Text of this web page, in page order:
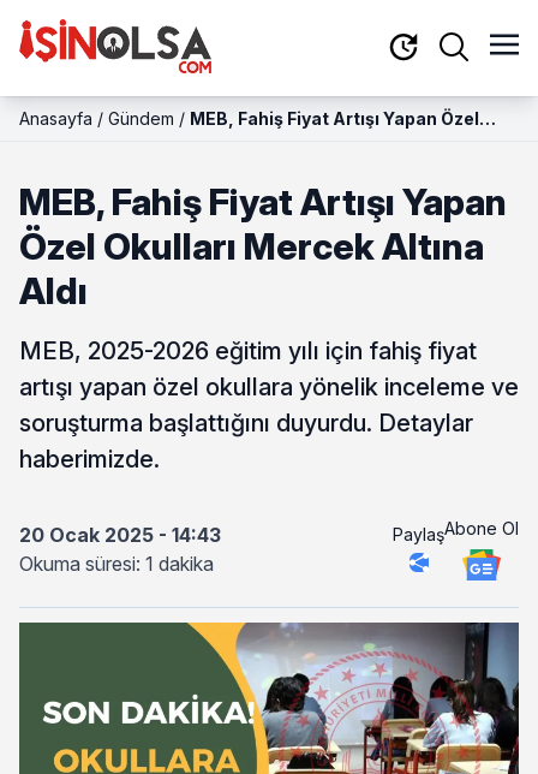
Anasayfa / Gündem / MEB, Fahiş Fiyat Artışı Yapan Özel
MEB, Fahiş Fiyat Artışı Yapan
Özel Okulları Mercek Altına
Aldı
MEB, 2025-2026 eğitim yılı için fahiş fiyat
artışı yapan özel okullara yönelik inceleme ve
soruşturma başlattığını duyurdu. Detaylar
haberimizde.
20 Ocak 2025 - 14:43
Okuma süresi: 1 dakika
PaylaşAbone Ol